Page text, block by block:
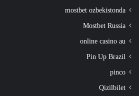
mostbet ozbekistonda
Mostbet Russia
online casino au
Pin Up Brazil
pinco
Qizilbilet